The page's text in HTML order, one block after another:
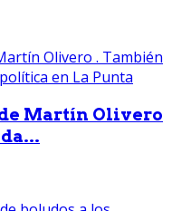
Martín Olivero